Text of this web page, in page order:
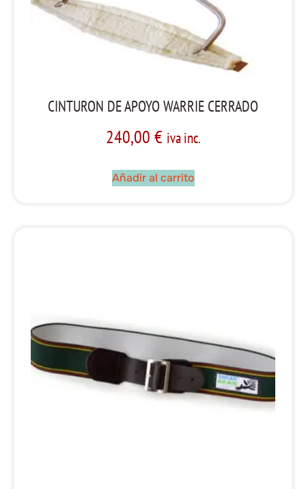
CINTURON DE APOYO WARRIE CERRADO
240,00 € iva inc.
Añadir al carrito